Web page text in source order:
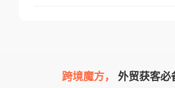
跨境魔方， 外贸获客必